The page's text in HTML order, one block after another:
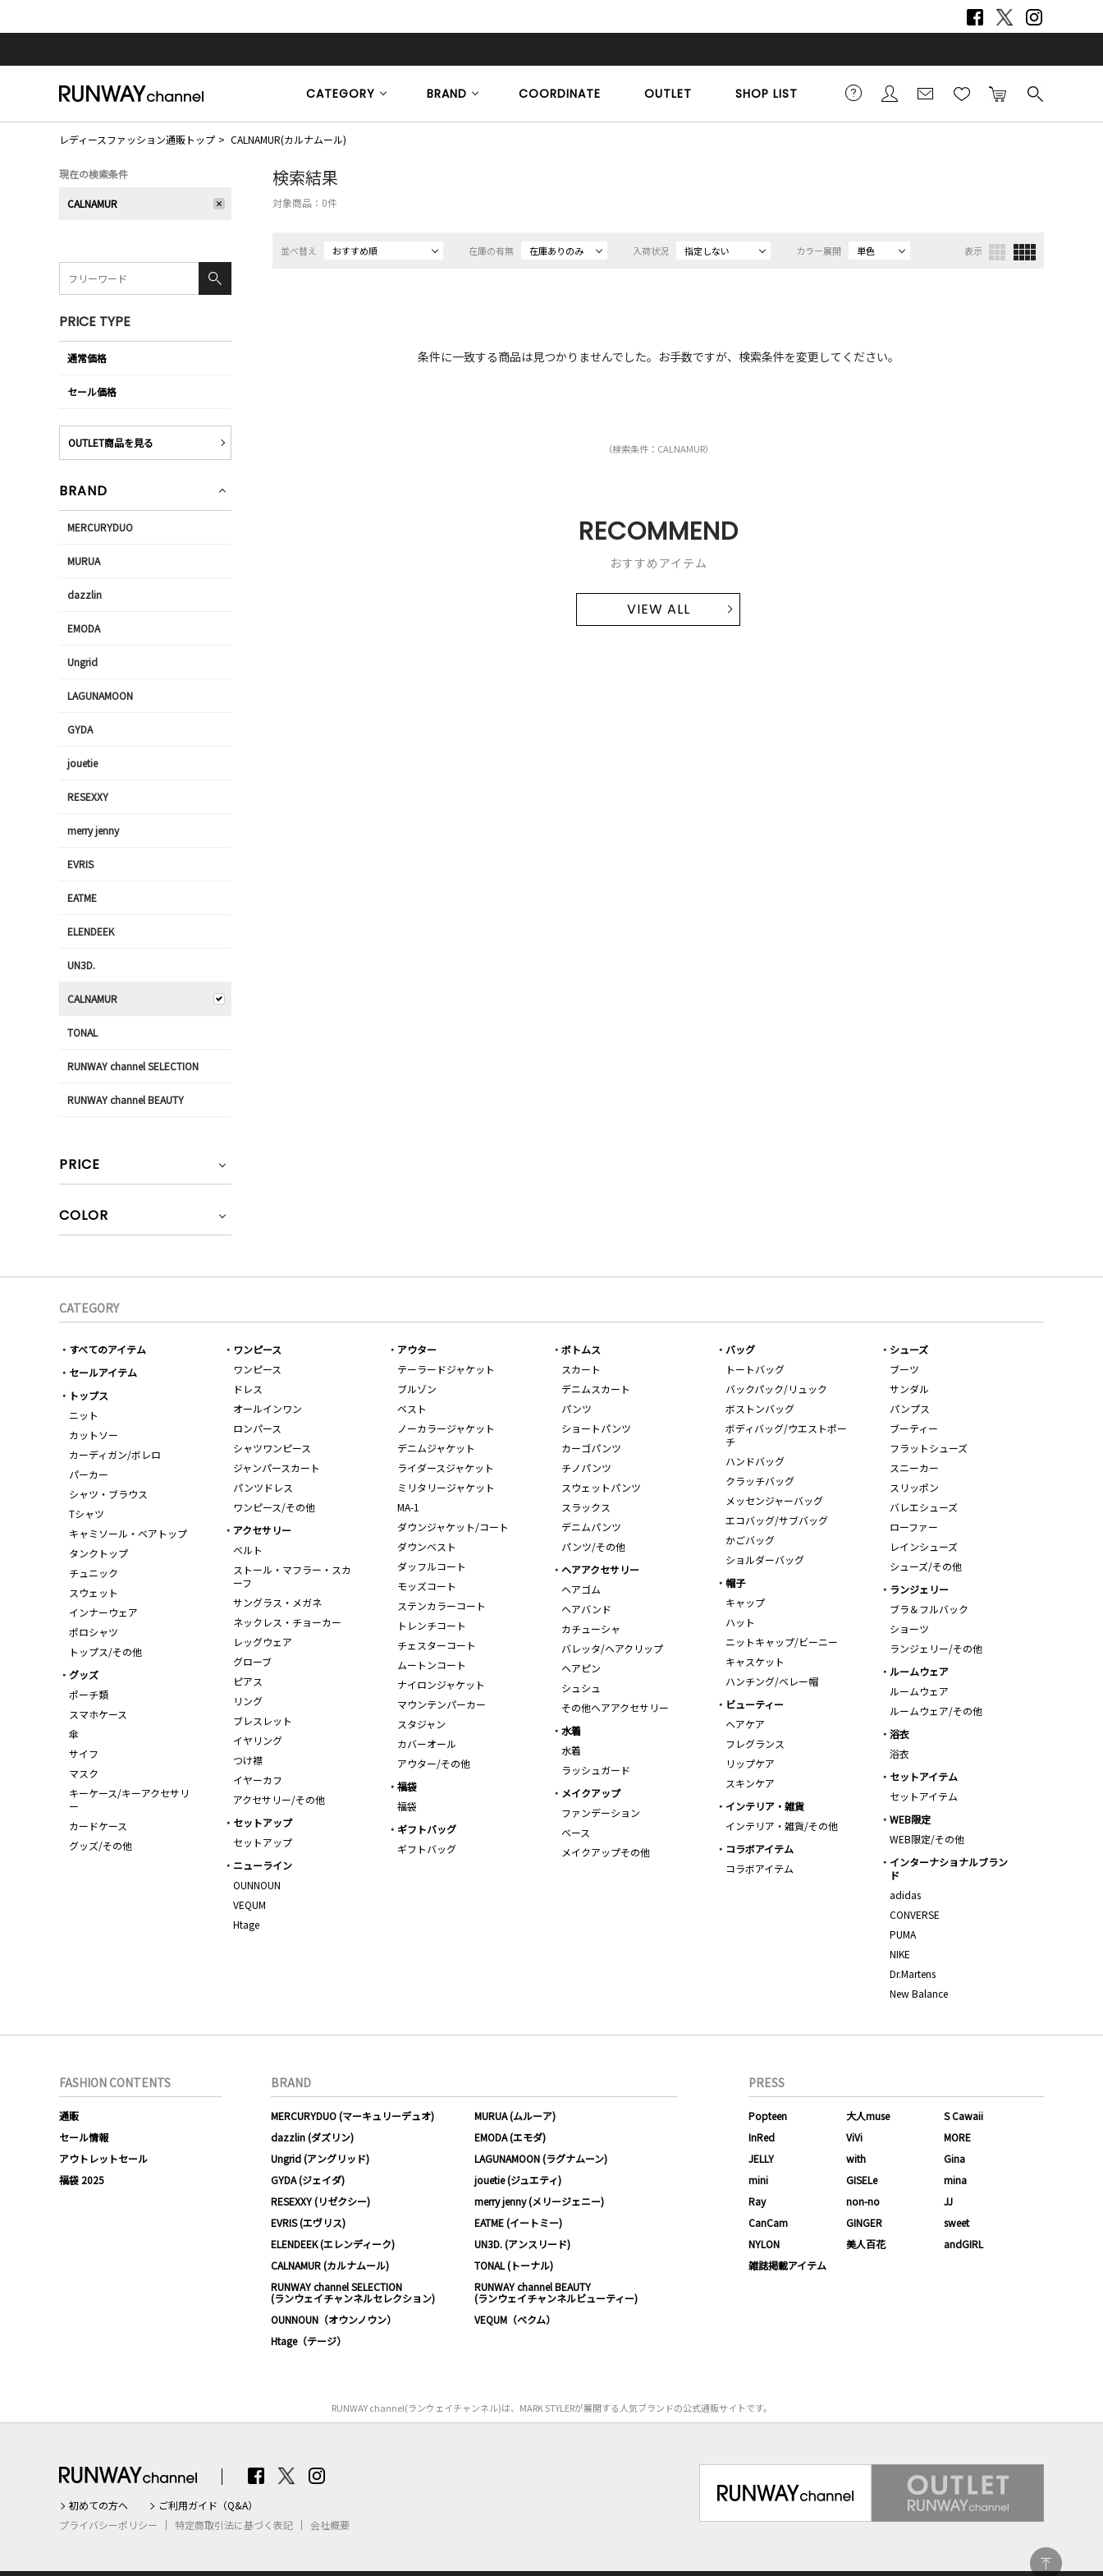
CATEGORY BRAND COORDINATE OUTLET SHOP LIST
レディースファッション通販トップ CALNAMUR(カルナムール)
検索結果
対象商品： 0件
並べ替え おすすめ順 在庫の有無 在庫ありのみ 入荷状況 指定しない カラー展開 単色 表示
条件に一致する商品は見つかりませんでした。お手数ですが、検索条件を変更してください。
（検索条件：CALNAMUR）
RECOMMEND
おすすめアイテム
VIEW ALL
現在の検索条件
CALNAMUR
PRICE TYPE
通常価格
セール価格
OUTLET商品を見る
BRAND
MERCURYDUO
MURUA
dazzlin
EMODA
Ungrid
LAGUNAMOON
GYDA
jouetie
RESEXXY
merry jenny
EVRIS
EATME
ELENDEEK
UN3D.
CALNAMUR
TONAL
RUNWAY channel SELECTION
RUNWAY channel BEAUTY
PRICE
COLOR
CATEGORY
すべてのアイテム
セールアイテム
トップス
ニット
カットソー
カーディガン/ボレロ
パーカー
シャツ・ブラウス
Tシャツ
キャミソール・ベアトップ
タンクトップ
チュニック
スウェット
インナーウェア
ポロシャツ
トップス/その他
ワンピース
ワンピース
ドレス
オールインワン
ロンパース
シャツワンピース
ジャンパースカート
パンツドレス
ワンピース/その他
アウター
テーラードジャケット
ブルゾン
ベスト
ノーカラージャケット
デニムジャケット
ライダースジャケット
ミリタリージャケット
MA-1
ダウンジャケット/コート
ダウンベスト
ダッフルコート
モッズコート
ステンカラーコート
トレンチコート
チェスターコート
ムートンコート
ナイロンジャケット
マウンテンパーカー
スタジャン
カバーオール
アウター/その他
ボトムス
スカート
デニムスカート
パンツ
ショートパンツ
カーゴパンツ
チノパンツ
スウェットパンツ
スラックス
デニムパンツ
パンツ/その他
バッグ
トートバッグ
バックパック/リュック
ボストンバッグ
ボディバッグ/ウエストポー
チ
ハンドバッグ
クラッチバッグ
メッセンジャーバッグ
エコバッグ/サブバッグ
かごバッグ
ショルダーバッグ
シューズ
ブーツ
サンダル
パンプス
ブーティー
フラットシューズ
スニーカー
スリッポン
バレエシューズ
ローファー
レインシューズ
シューズ/その他
アクセサリー
ベルト
ストール・マフラー・スカ
ーフ
サングラス・メガネ
ネックレス・チョーカー
レッグウェア
グローブ
ピアス
リング
ブレスレット
イヤリング
つけ襟
イヤーカフ
アクセサリー/その他
ヘアアクセサリー
ヘアゴム
ヘアバンド
カチューシャ
バレッタ/ヘアクリップ
ヘアピン
シュシュ
その他ヘアアクセサリー
帽子
キャップ
ハット
ニットキャップ/ビーニー
キャスケット
ハンチング/ベレー帽
ランジェリー
ブラ＆フルバック
ショーツ
ランジェリー/その他
ルームウェア
ルームウェア
ルームウェア/その他
グッズ
ポーチ類
スマホケース
傘
サイフ
マスク
キーケース/キーアクセサリ
ー
カードケース
グッズ/その他
ビューティー
ヘアケア
フレグランス
リップケア
スキンケア
水着
水着
ラッシュガード
浴衣
浴衣
セットアイテム
セットアイテム
福袋
福袋
メイクアップ
ファンデーション
ベース
メイクアップその他
インテリア・雑貨
インテリア・雑貨/その他
WEB限定
WEB限定/その他
セットアップ
セットアップ
ギフトバッグ
ギフトバッグ
コラボアイテム
コラボアイテム
インターナショナルブラン
ド
adidas
CONVERSE
PUMA
NIKE
Dr.Martens
New Balance
ニューライン
OUNNOUN
VEQUM
Htage
FASHION CONTENTS
通販
セール情報
アウトレットセール
福袋 2025
BRAND
MERCURYDUO (マーキュリーデュオ)
MURUA (ムルーア)
dazzlin (ダズリン)
EMODA (エモダ)
Ungrid (アングリッド)
LAGUNAMOON (ラグナムーン)
GYDA (ジェイダ)
jouetie (ジュエティ)
RESEXXY (リゼクシー)
merry jenny (メリージェニー)
EVRIS (エヴリス)
EATME (イートミー)
ELENDEEK (エレンディーク)
UN3D. (アンスリード)
CALNAMUR (カルナムール)
TONAL (トーナル)
RUNWAY channel SELECTION
(ランウェイチャンネルセレクション)
RUNWAY channel BEAUTY
(ランウェイチャンネルビューティー)
OUNNOUN（オウンノウン）
VEQUM（ベクム）
Htage（テージ）
PRESS
Popteen 大人muse
S Cawaii
InRed
ViVi
MORE
JELLY
with
Gina
mini
GISELe
mina
Ray
non-no
JJ
CanCam
GINGER
sweet
NYLON
美人百花
andGIRL
雑誌掲載アイテム
RUNWAY channel(ランウェイチャンネル)は、MARK STYLERが展開する人気ブランドの公式通販サイトです。
初めての方へ
ご利用ガイド（Q&A）
プライバシーポリシー
特定商取引法に基づく表記 会社概要